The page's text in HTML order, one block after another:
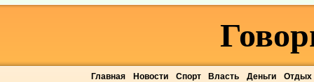
Главная Новости Спорт Власть Деньги Отдых